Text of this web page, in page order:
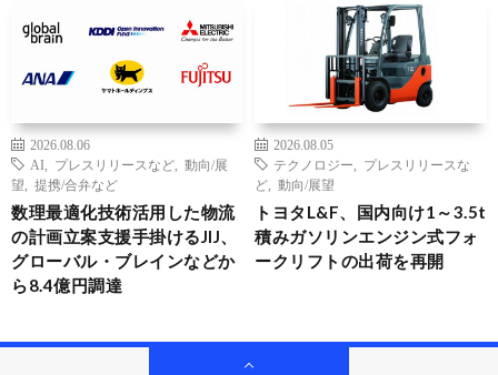
2026.08.06
AI
プレスリリースなど
動向/展
望
提携/合弁など
数理最適化技術活用した物流
の計画立案支援手掛けるJIJ、
グローバル・ブレインなどか
ら8.4億円調達
2026.08.05
テクノロジー
プレスリリースな
ど
動向/展望
トヨタL&F、国内向け1～3.5t
積みガソリンエンジン式フォ
ークリフトの出荷を再開